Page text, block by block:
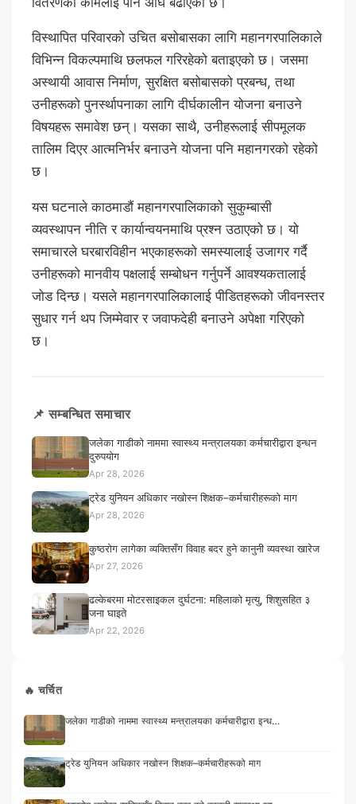
विस्थापित परिवारको उचित बसोबासका लागि महानगरपालिकाले
विभिन्न विकल्पमाथि छलफल गरिरहेको बताइएको छ। जसमा
अस्थायी आवास निर्माण, सुरक्षित बसोबासको प्रबन्ध, तथा
उनीहरूको पुनर्स्थापनाका लागि दीर्घकालीन योजना बनाउने
विषयहरू समावेश छन्। यसका साथै, उनीहरूलाई सीपमूलक
तालिम दिएर आत्मनिर्भर बनाउने योजना पनि महानगरको रहेको
छ।
यस घटनाले काठमाडौं महानगरपालिकाको सुकुम्बासी
व्यवस्थापन नीति र कार्यान्वयनमाथि प्रश्न उठाएको छ। यो
समाचारले घरबारविहीन भएकाहरूको समस्यालाई उजागर गर्दै
उनीहरूको मानवीय पक्षलाई सम्बोधन गर्नुपर्ने आवश्यकतालाई
जोड दिन्छ। यसले महानगरपालिकालाई पीडितहरूको जीवनस्तर
सुधार गर्न थप जिम्मेवार र जवाफदेही बनाउने अपेक्षा गरिएको
छ।
📌 सम्बन्धित समाचार
जलेका गाडीको नाममा स्वास्थ्य मन्त्रालयका कर्मचारीद्वारा इन्धन
दुरुपयोग
Apr 28, 2026
ट्रेड युनियन अधिकार नखोस्न शिक्षक–कर्मचारीहरूको माग
Apr 28, 2026
कुष्ठरोग लागेका व्यक्तिसँग विवाह बदर हुने कानुनी व्यवस्था खारेज
Apr 27, 2026
ढल्केबरमा मोटरसाइकल दुर्घटना: महिलाको मृत्यु, शिशुसहित ३
जना घाइते
Apr 22, 2026
🔥 चर्चित
जलेका गाडीको नाममा स्वास्थ्य मन्त्रालयका कर्मचारीद्वारा इन्ध…
ट्रेड युनियन अधिकार नखोस्न शिक्षक–कर्मचारीहरूको माग